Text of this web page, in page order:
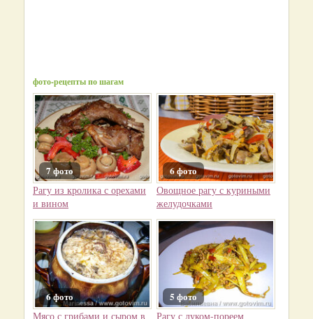
фото-рецепты по шагам
7 фото
Рагу из кролика с орехами
и вином
6 фото
Овощное рагу с куриными
желудочками
6 фото
Мясо с грибами и сыром в
5 фото
Рагу с луком-пореем